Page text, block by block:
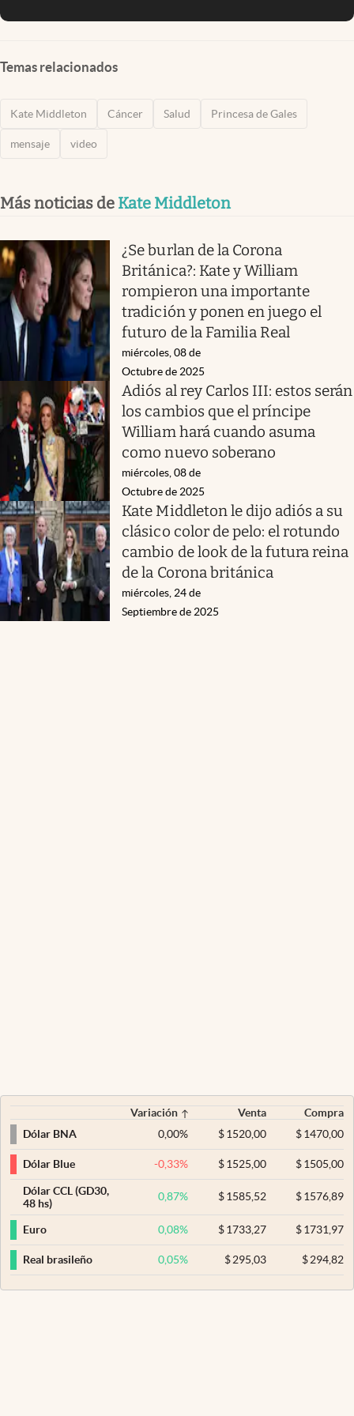
Temas relacionados
Kate Middleton Cáncer Salud Princesa de Gales
mensaje video
Más noticias de Kate Middleton
¿Se burlan de la Corona
Británica?: Kate y William
rompieron una importante
tradición y ponen en juego el
futuro de la Familia Real
miércoles, 08 de
Octubre de 2025
Adiós al rey Carlos III: estos serán
los cambios que el príncipe
William hará cuando asuma
como nuevo soberano
miércoles, 08 de
Octubre de 2025
Kate Middleton le dijo adiós a su
clásico color de pelo: el rotundo
cambio de look de la futura reina
de la Corona británica
miércoles, 24 de
Septiembre de 2025
Variación Venta
Compra
Dólar BNA
0,00% $ 1520,00 $1470,00
Dólar Blue -0,33% $ 1525,00 $1505,00
Dólar CCL (GD30,
48 hs)
0,87% $ 1585,52 $1576,89
Euro 0,08% $ 1733,27 $1731,97
Real brasileño 0,05% $ 295,03 $294,82